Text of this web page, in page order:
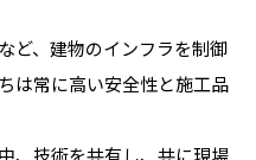
ど、建物のインフラを制御
は常に高い安全性と施工品
、技術を共有し、共に現場